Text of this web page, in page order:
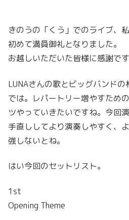
きのうの「くう」でのライブ、
初めて満員御礼となりました。
お越しいただいた皆様に感謝です
LUNAさんの歌とビッグバンド
では。レパートリー増やすため
ツやっていきたいですね。今回
手直ししてより演奏しやすく、
強しないとね。
はい今回のセットリスト。
1st
Opening Theme